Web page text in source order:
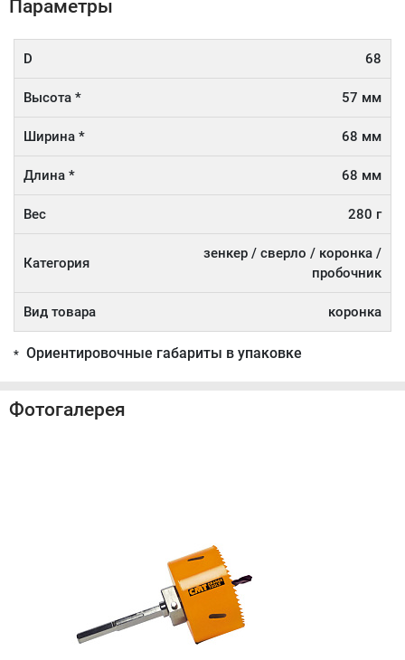
Параметры
D 68
Высота * 57 мм
Ширина * 68 мм
Длина * 68 мм
Вес 280 г
Категория
зенкер / сверло / коронка /
пробочник
Вид товара коронка
* Ориентировочные габариты в упаковке
Фотогалерея